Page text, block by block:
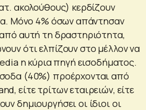
ακολούθους) κερδίζουν
Μόνο 4% όσων απάντησαν
αυτή τη δραστηριότητα,
ότι ελπίζουν στο μέλλον να
η κύρια πηγή εισοδήματος.
(40%) προέρχονται από
είτε τρίτων εταιρειών, είτε
δημιουργήσει οι ίδιοι οι